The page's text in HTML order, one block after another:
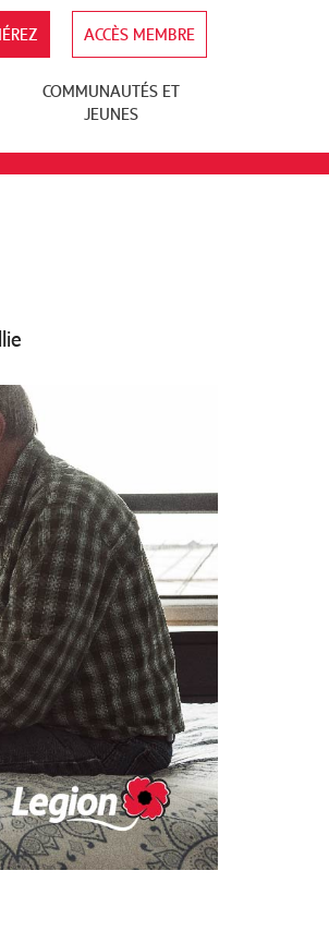
ACCÈS MEMBRE
COMMUNAUTÉS ET
JEUNES